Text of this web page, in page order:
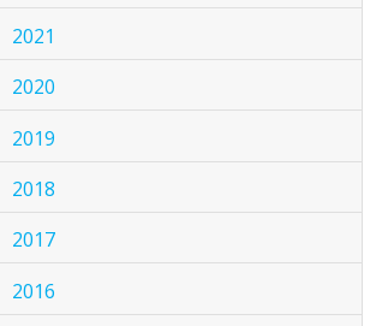
2021
2020
2019
2018
2017
2016